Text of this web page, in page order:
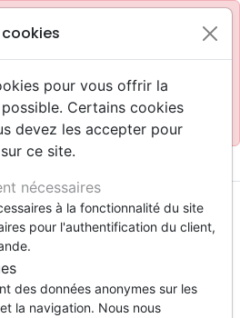
: Se connecter
: La Maison de la Bible
pour vous offrir la
Certains cookies
devez les accepter pour
ce site.
nécessaires
à la fonctionnalité du site
pour l'authentification du client,
des données anonymes sur les
la navigation. Nous nous